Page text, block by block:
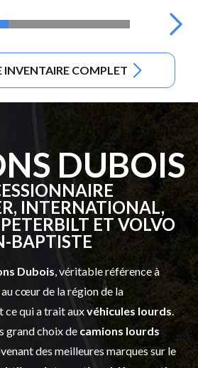
INVENTAIRE COMPLET
DUBOIS
INTERNATIONAL,
ET VOLVO
BAPTISTE
Dubois , véritable référence à
, au cœur de la région de la
ce qui a trait auxvéhicules lourds
grand choix de camions lourds
des meilleures marques sur le